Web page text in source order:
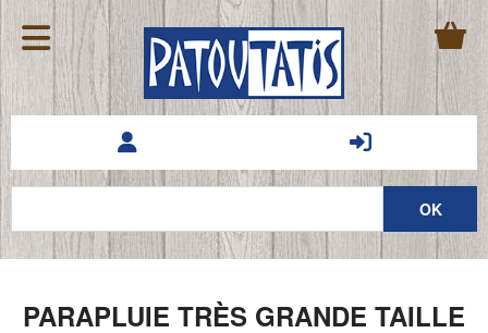
PARAPLUIE TRÈS GRANDE TAILLE